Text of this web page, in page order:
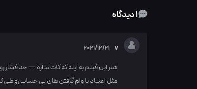
1 دیدگاه
v
2021/12/21
هنر این فیلم به اینه که کات نداره — حد
مثل اعتیاد یا وام گرفتن های بی حساب رو